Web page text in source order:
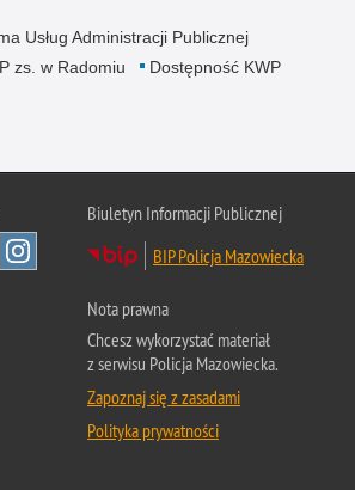
Usług Administracji Publicznej
zs. w Radomiu
Dostępność KWP
Biuletyn Informacji Publicznej
BIP Policja Mazowiecka
Nota prawna
Chcesz wykorzystać materiał
z serwisu Policja Mazowiecka.
Zapoznaj się z zasadami
Polityka prywatności